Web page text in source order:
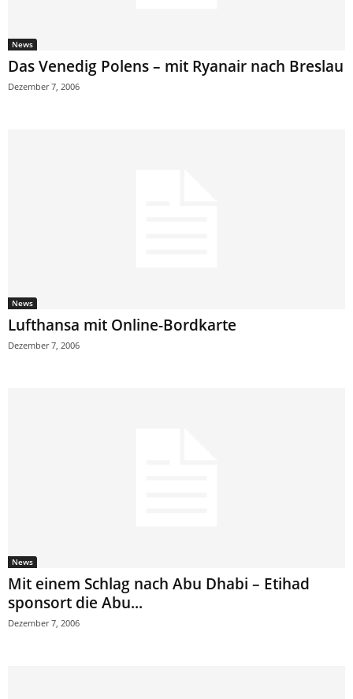
News
Das Venedig Polens – mit Ryanair nach Breslau
Dezember 7, 2006
News
Lufthansa mit Online-Bordkarte
Dezember 7, 2006
News
Mit einem Schlag nach Abu Dhabi – Etihad
sponsort die Abu...
Dezember 7, 2006